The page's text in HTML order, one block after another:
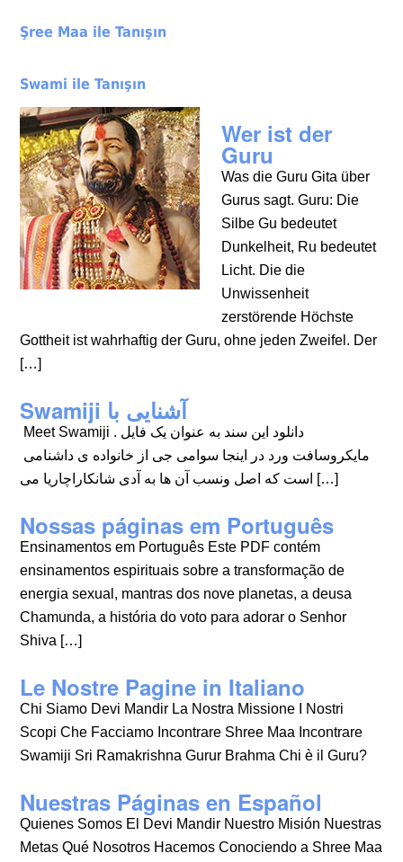
Şree Maa ile Tanışın
Swami ile Tanışın
Wer ist der
Guru
Was die Guru Gita über
Gurus sagt. Guru: Die
Silbe Gu bedeutet
Dunkelheit, Ru bedeutet
Licht. Die die
Unwissenheit
zerstörende Höchste
Gottheit ist wahrhaftig der Guru, ohne jeden Zweifel. Der
[…]
Swamiji آشنایی با
Meet Swamiji . دانلود این سند به عنوان یک فایل
مایکروسافت ورد در اینجا سوامی جی از خانواده ی داشنامی
است که اصل ونسب آن ها به آدی شانکاراچاریا می […]
Nossas páginas em Português
Ensinamentos em Português Este PDF contém
ensinamentos espirituais sobre a transformação de
energia sexual, mantras dos nove planetas, a deusa
Chamunda, a história do voto para adorar o Senhor
Shiva […]
Le Nostre Pagine in Italiano
Chi Siamo Devi Mandir La Nostra Missione I Nostri
Scopi Che Facciamo Incontrare Shree Maa Incontrare
Swamiji Sri Ramakrishna Gurur Brahma Chi è il Guru?
Nuestras Páginas en Español
Quienes Somos El Devi Mandir Nuestro Misión Nuestras
Metas Qué Nosotros Hacemos Conociendo a Shree Maa